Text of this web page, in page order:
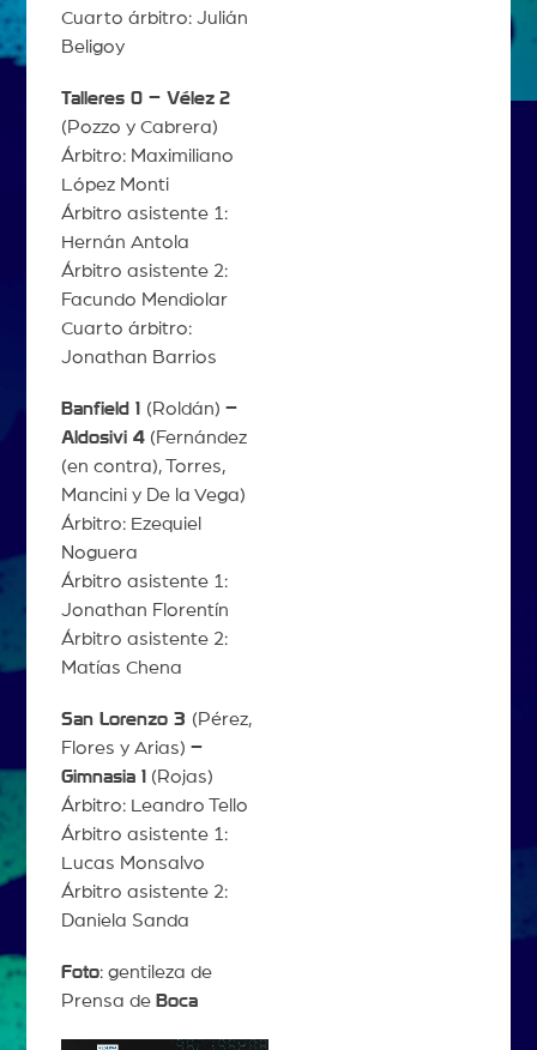
Cuarto árbitro: Julián
Beligoy
Talleres 0 – Vélez 2
(Pozzo y Cabrera)
Árbitro: Maximiliano
López Monti
Árbitro asistente 1:
Hernán Antola
Árbitro asistente 2:
Facundo Mendiolar
Cuarto árbitro:
Jonathan Barrios
Banfield 1 (Roldán) –
Aldosivi 4(Fernández
(en contra), Torres,
Mancini y De la Vega)
Árbitro: Ezequiel
Noguera
Árbitro asistente 1:
Jonathan Florentín
Árbitro asistente 2:
Matías Chena
San Lorenzo 3 (Pérez,
Flores y Arias) –
Gimnasia 1 (Rojas)
Árbitro: Leandro Tello
Árbitro asistente 1:
Lucas Monsalvo
Árbitro asistente 2:
Daniela Sanda
Foto: gentileza de
Prensa de Boca